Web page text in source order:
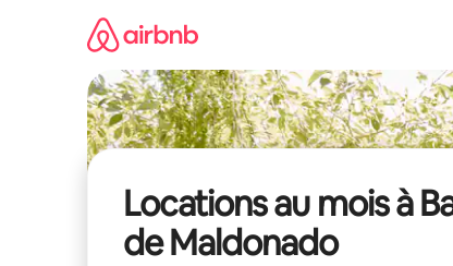
Locations au mois à
de Maldonado